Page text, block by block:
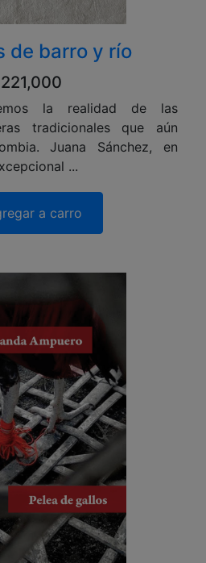
de barro y río
la realidad de las
tradicionales que aún
Juana Sánchez, en
...
a carro